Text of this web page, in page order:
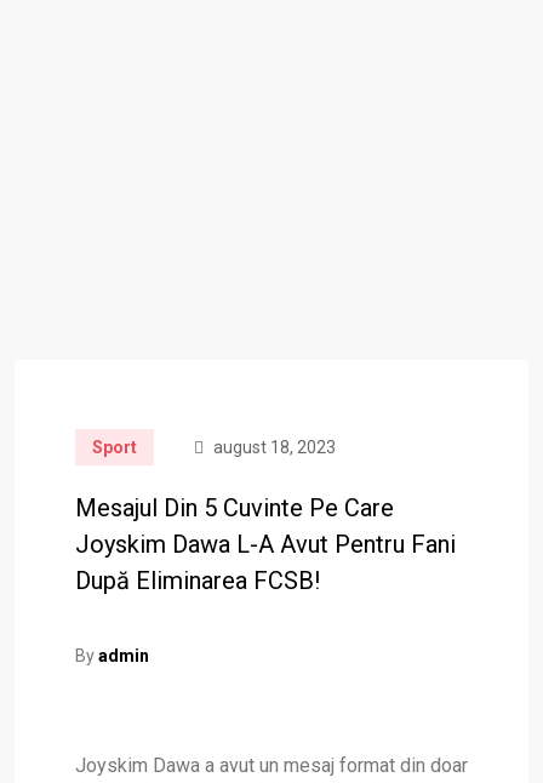
Sport august 18, 2023
Mesajul Din 5 Cuvinte Pe Care
Joyskim Dawa L-A Avut Pentru Fani
După Eliminarea FCSB!
Byadmin
Joyskim Dawa a avut un mesaj format din doar